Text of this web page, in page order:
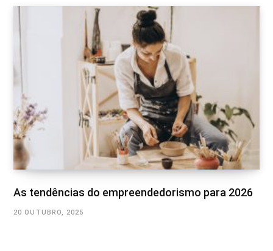
As tendências do empreendedorismo para 2026
20 OUTUBRO, 2025